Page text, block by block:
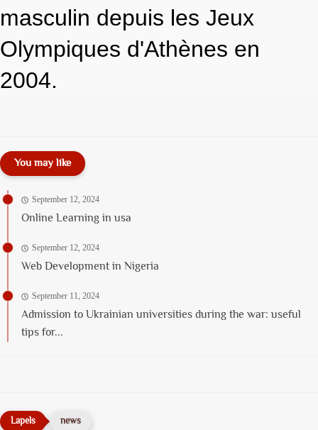
masculin depuis les Jeux
Olympiques d'Athènes en
2004.
You may like
September 12, 2024
Online Learning in usa
September 12, 2024
Web Development in Nigeria
September 11, 2024
Admission to Ukrainian universities during the war: useful
tips for...
news